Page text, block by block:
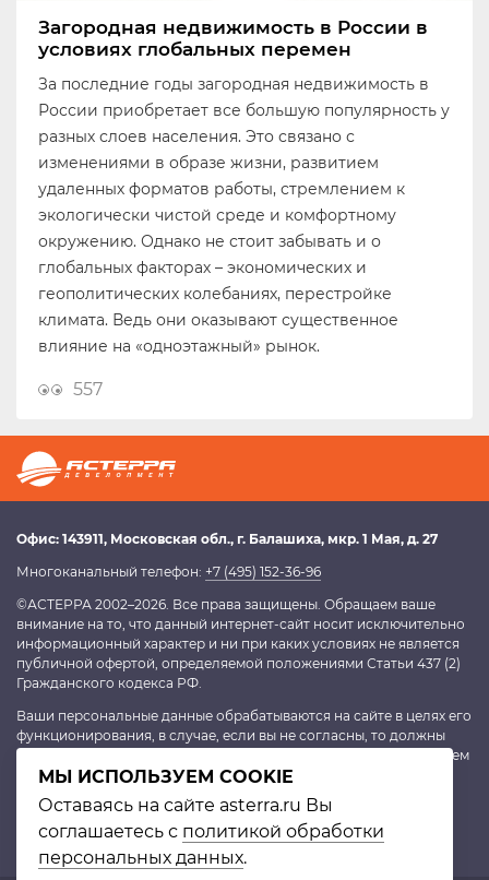
Загородная недвижимость в России в
условиях глобальных перемен
За последние годы загородная недвижимость в
России приобретает все большую популярность у
разных слоев населения. Это связано с
изменениями в образе жизни, развитием
удаленных форматов работы, стремлением к
экологически чистой среде и комфортному
окружению. Однако не стоит забывать и о
глобальных факторах – экономических и
геополитических колебаниях, перестройке
климата. Ведь они оказывают существенное
влияние на «одноэтажный» рынок.
557
Офис: 143911, Московская обл., г. Балашиха, мкр. 1 Мая, д. 27
Многоканальный телефон: +7 (495) 152-36-96
©АСТЕРРА 2002–2026. Все права защищены. Обращаем ваше
внимание на то, что данный интернет-сайт носит исключительно
информационный характер и ни при каких условиях не является
публичной офертой, определяемой положениями Статьи 437 (2)
Гражданского кодекса РФ.
Ваши персональные данные обрабатываются на сайте в целях его
функционирования, в случае, если вы не согласны, то должны
покинуть сайт. В противном случае это будет являться согласием
на обработку персональных данных, согласно
конфиденциальности
МЫ ИСПОЛЬЗУЕМ COOKIE
Оставаясь на сайте asterra.ru Вы
соглашаетесь с политикой обработки
персональных данных.